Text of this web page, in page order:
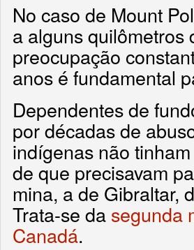
No caso de Mount
a alguns quilômetros
preocupação
anos é fundamental
Dependentes de
por décadas de
indígenas não
de que precisavam
mina, a de Gibraltar,
Trata-se da segunda
Canadá.